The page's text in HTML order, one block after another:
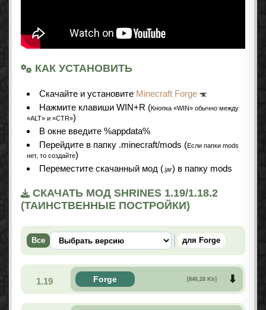
КАК УСТАНОВИТЬ
Cкачайте и установите Minecraft Forge
Нажмите клавиши WIN+R (Кнопка «WIN» обычно между
«ALT» и «CTR»)
В окне введите %appdata%
Перейдите в папку .minecraft/mods (Если папки mods
нет, то создайте)
Переместите скачанный мод ( .jar) в папку mods
СКАЧАТЬ МОД SHRINES 1.19/1.18.2
(ТАИНСТВЕННЫЕ ПОСТРОЙКИ)
Все для Forge
1.19 Forge [846,28 Kb]